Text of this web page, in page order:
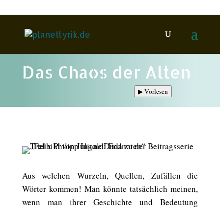
Das Chaos der Alten
▶Vorlesen
Aus welchen Wurzeln, Quellen, Zufällen die
Wörter kommen! Man könnte tatsächlich meinen,
wenn man ihrer Geschichte und Bedeutung